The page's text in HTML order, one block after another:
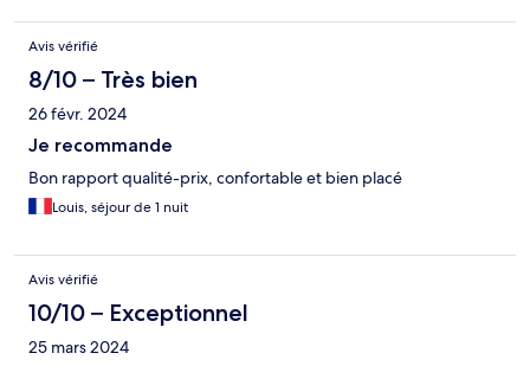
cour et passaient des appels téléphoniques en hurlant jusqu’à
quasiment minuit sans se soucier des autres clients. Des tables
sont disposées pour appeler à la convivialité dans la cour, mais
forcément gênent les chambres qui donnent sur cour.
Emplacement pratique à côté de la gare mais dans un quartier
assez populaire. Sur les points positif, petit dej copieux et de
qualité, ce qui devient assez rare pour être noté!
Avis vérifié
8/10 – Très bien
26 févr. 2024
Je recommande
Bon rapport qualité-prix, confortable et bien placé
Louis, séjour de 1 nuit
Avis vérifié
10/10 – Exceptionnel
25 mars 2024